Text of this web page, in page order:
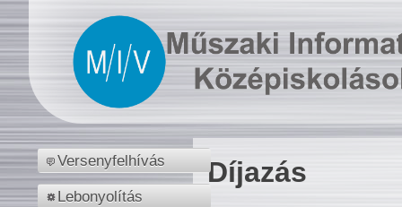
Versenyfelhívás
Lebonyolítás
Díjazás